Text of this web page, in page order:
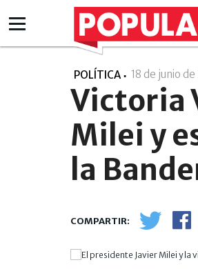
POLÍTICA 18 de junio
Victoria
Milei y
la